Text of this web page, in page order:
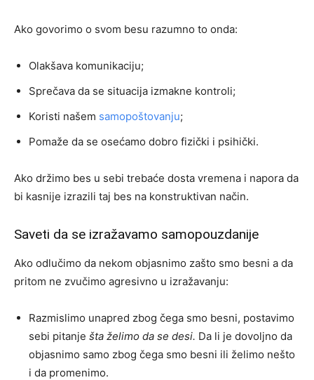
Ako govorimo o svom besu razumno to onda:
Olakšava komunikaciju;
Sprečava da se situacija izmakne kontroli;
Koristi našem samopoštovanju;
Pomaže da se osećamo dobro fizički i psihički.
Ako držimo bes u sebi trebaće dosta vremena i napora da
bi kasnije izrazili taj bes na konstruktivan način.
Saveti da se izražavamo samopouzdanije
Ako odlučimo da nekom objasnimo zašto smo besni a da
pritom ne zvučimo agresivno u izražavanju:
Razmislimo unapred zbog čega smo besni, postavimo
sebi pitanje šta želimo da se desi. Da li je dovoljno da
objasnimo samo zbog čega smo besni ili želimo nešto
i da promenimo.